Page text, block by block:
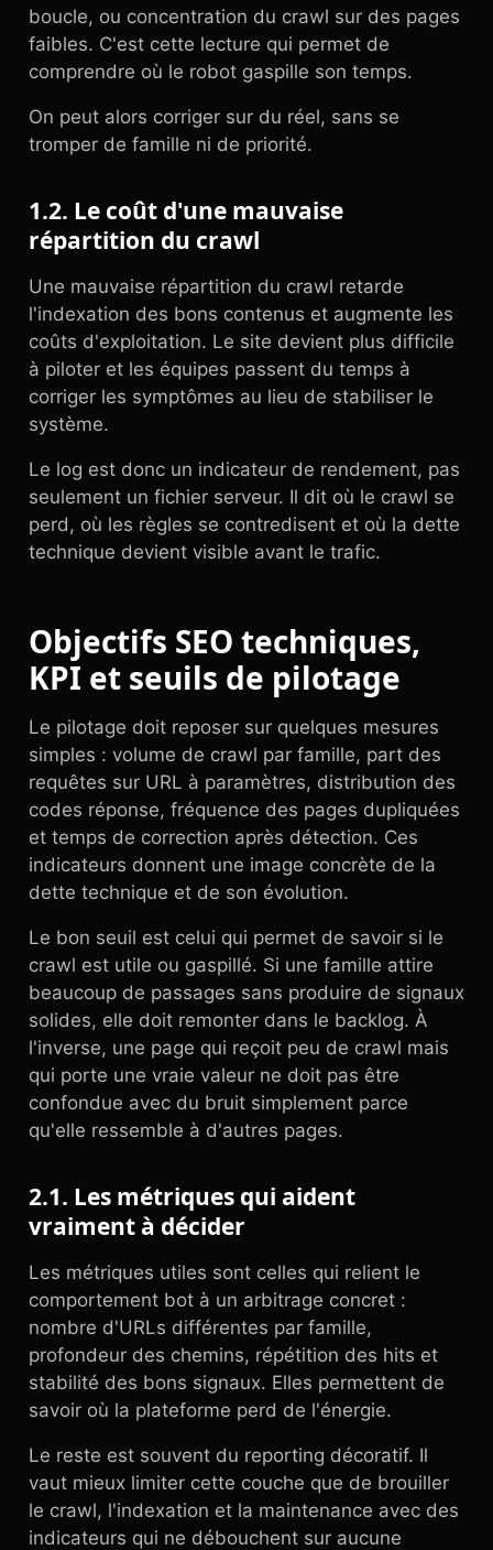
boucle, ou concentration du crawl sur des pages
faibles. C'est cette lecture qui permet de
comprendre où le robot gaspille son temps.
On peut alors corriger sur du réel, sans se
tromper de famille ni de priorité.
1.2. Le coût d'une mauvaise
répartition du crawl
Une mauvaise répartition du crawl retarde
l'indexation des bons contenus et augmente les
coûts d'exploitation. Le site devient plus difficile
à piloter et les équipes passent du temps à
corriger les symptômes au lieu de stabiliser le
système.
Le log est donc un indicateur de rendement, pas
seulement un fichier serveur. Il dit où le crawl se
perd, où les règles se contredisent et où la dette
technique devient visible avant le trafic.
Objectifs SEO techniques,
KPI et seuils de pilotage
Le pilotage doit reposer sur quelques mesures
simples : volume de crawl par famille, part des
requêtes sur URL à paramètres, distribution des
codes réponse, fréquence des pages dupliquées
et temps de correction après détection. Ces
indicateurs donnent une image concrète de la
dette technique et de son évolution.
Le bon seuil est celui qui permet de savoir si le
crawl est utile ou gaspillé. Si une famille attire
beaucoup de passages sans produire de signaux
solides, elle doit remonter dans le backlog. À
l'inverse, une page qui reçoit peu de crawl mais
qui porte une vraie valeur ne doit pas être
confondue avec du bruit simplement parce
qu'elle ressemble à d'autres pages.
2.1. Les métriques qui aident
vraiment à décider
Les métriques utiles sont celles qui relient le
comportement bot à un arbitrage concret :
nombre d'URLs différentes par famille,
profondeur des chemins, répétition des hits et
stabilité des bons signaux. Elles permettent de
savoir où la plateforme perd de l'énergie.
Le reste est souvent du reporting décoratif. Il
vaut mieux limiter cette couche que de brouiller
le crawl, l'indexation et la maintenance avec des
indicateurs qui ne débouchent sur aucune